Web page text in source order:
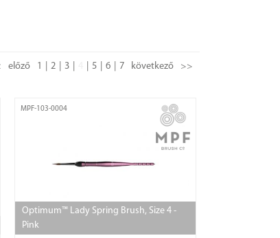
előző 1 2 3 5 6 7 következő >>
MPF-103-0004
Optimum™ Lady Spring Brush, Size 4 -
Pink